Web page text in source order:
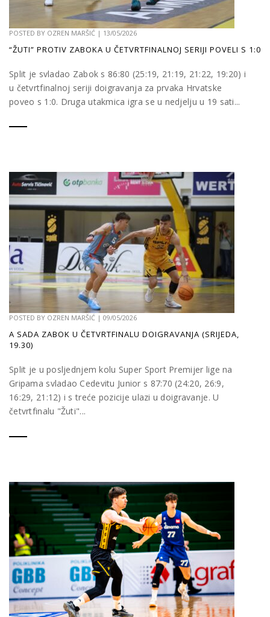
POSTED BY OZREN MARŠIĆ | 13/05/2026
“ŽUTI” PROTIV ZABOKA U ČETVRTFINALNOJ SERIJI POVELI S 1:0
Split je svladao Zabok s 86:80 (25:19, 21:19, 21:22, 19:20) i
u četvrtfinalnoj seriji doigravanja za prvaka Hrvatske
poveo s 1:0. Druga utakmica igra se u nedjelju u 19 sati...
POSTED BY OZREN MARŠIĆ | 09/05/2026
A SADA ZABOK U ČETVRTFINALU DOIGRAVANJA (SRIJEDA,
19.30)
Split je u posljednjem kolu Super Sport Premijer lige na
Gripama svladao Cedevitu Junior s 87:70 (24:20, 26:9,
16:29, 21:12) i s treće pozicije ulazi u doigravanje. U
četvrtfinalu "Žuti"...